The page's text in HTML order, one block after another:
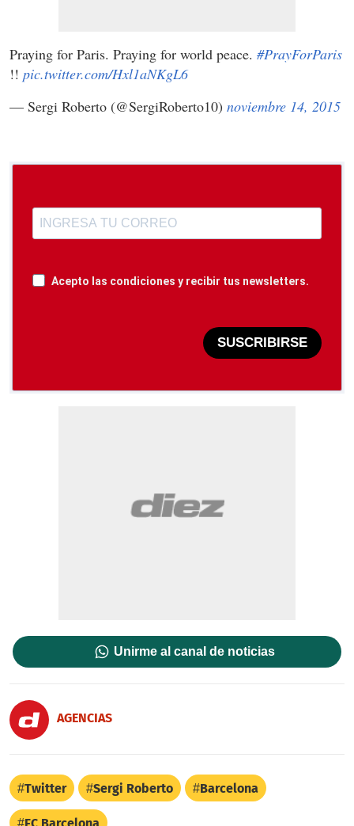
Praying for Paris. Praying for world peace. #PrayForParis
!! pic.twitter.com/Hxl1aNKgL6
— Sergi Roberto (@SergiRoberto10) noviembre 14, 2015
Acepto las condiciones y recibir tus newsletters.
SUSCRIBIRSE
Unirme al canal de noticias
AGENCIAS
Twitter Sergi Roberto Barcelona